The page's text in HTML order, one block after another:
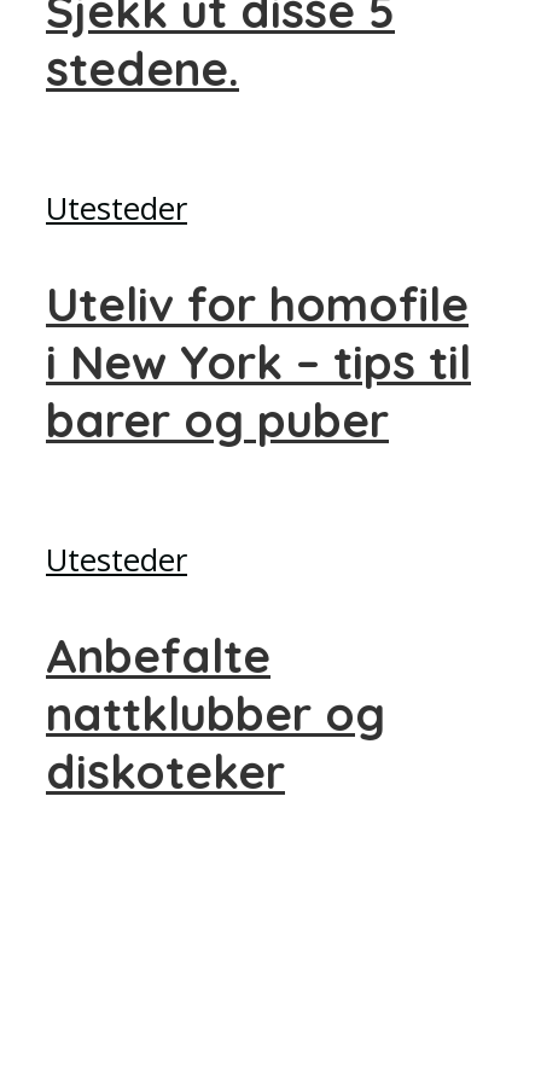
stedene.
Utesteder
Uteliv for homofile
i New York – tips til
barer og puber
Utesteder
Anbefalte
nattklubber og
diskoteker